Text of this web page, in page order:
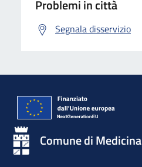
Problemi in città
Segnala disservizio
Comune di Medicina